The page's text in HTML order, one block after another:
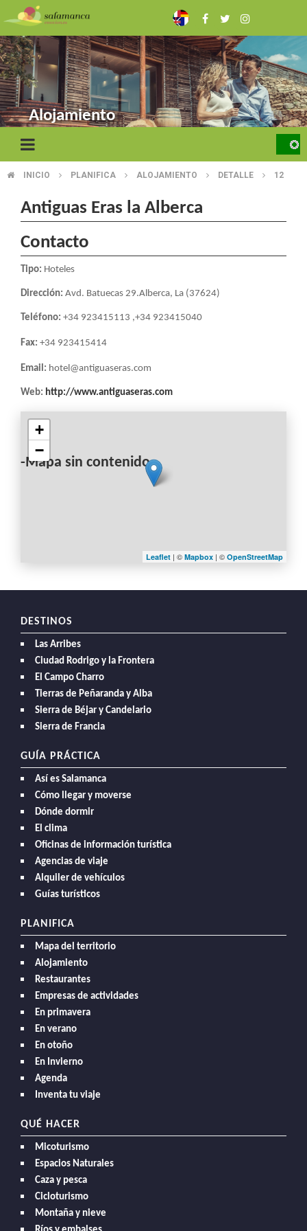
Pasar
al
contenido
principal
Alojamiento
SOBRESCRIBIR
ENLACES
DE
AYUDA
LA
NAVEGACIÓN
INICIO PLANIFICA ALOJAMIENTO DETALLE 12
Antiguas Eras la Alberca
Contacto
Tipo: Hoteles
Dirección: Avd. Batuecas 29.Alberca, La (37624)
Teléfono: +34 923415113 ,+34 923415040
Fax: +34 923415414
Email: hotel@antiguaseras.com
Web: http://www.antiguaseras.com
-Mapa sin contenido-
+
−
Leaflet | © Mapbox | © OpenStreetMap
DESTINOS
Las Arribes
Ciudad Rodrigo y la Frontera
El Campo Charro
Tierras de Peñaranda y Alba
Sierra de Béjar y Candelario
Sierra de Francia
GUÍA PRÁCTICA
Así es Salamanca
Cómo llegar y moverse
Dónde dormir
El clima
Oficinas de información turística
Agencias de viaje
Alquiler de vehículos
Guías turísticos
PLANIFICA
Mapa del territorio
Alojamiento
Restaurantes
Empresas de actividades
En primavera
En verano
En otoño
En Invierno
Agenda
Inventa tu viaje
QUÉ HACER
Micoturismo
Espacios Naturales
Caza y pesca
Cicloturismo
Montaña y nieve